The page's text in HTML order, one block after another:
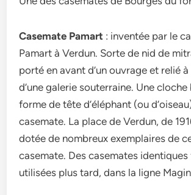
Casemate Pamart : inventée par le
Pamart à Verdun. Sorte de nid de
porté en avant d’un ouvrage et relié
d’une galerie souterraine. Une cloche
forme de tête d’éléphant (ou
casemate. La place de Verdun, de
dotée de nombreux exemplaires de
casemate. Des casemates
utilisées plus tard, dans la ligne